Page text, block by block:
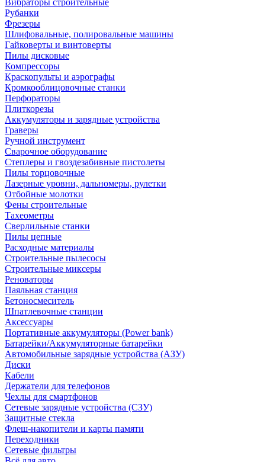
Вибраторы строительные
Рубанки
Фрезеры
Шлифовальные, полировальные машины
Гайковерты и винтоверты
Пилы дисковые
Компрессоры
Краскопульты и аэрографы
Кромкооблицовочные станки
Перфораторы
Плиткорезы
Аккумуляторы и зарядные устройства
Граверы
Ручной инструмент
Сварочное оборудование
Степлеры и гвоздезабивные пистолеты
Пилы торцовочные
Лазерные уровни, дальномеры, рулетки
Отбойные молотки
Фены строительные
Тахеометры
Сверлильные станки
Пилы цепные
Расходные материалы
Строительные пылесосы
Строительные миксеры
Реноваторы
Паяльная станция
Бетоносмеситель
Шпатлевочные станции
Аксессуары
Портативные аккумуляторы (Power bank)
Батарейки/Аккумуляторные батарейки
Автомобильные зарядные устройства (АЗУ)
Диски
Кабели
Держатели для телефонов
Чехлы для смартфонов
Сетевые зарядные устройства (СЗУ)
Защитные стекла
Флеш-накопители и карты памяти
Переходники
Сетевые фильтры